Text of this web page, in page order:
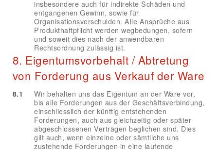
insbesondere auch für indirekte Schäden und
entgangenen Gewinn, sowie für
Organisationsverschulden. Alle Ansprüche aus
Produkthaftpflicht werden wegbedungen, sofern
und soweit dies nach der anwendbaren
Rechtsordnung zulässig ist.
8. Eigentumsvorbehalt / Abtretung
von Forderung aus Verkauf der Ware
8.1
Wir behalten uns das Eigentum an der Ware vor,
bis alle Forderungen aus der Geschäftsverbindung,
einschliesslich der künftig entstehenden
Forderungen, auch aus gleichzeitig oder später
abgeschlossenen Verträgen beglichen sind. Dies
gilt auch, wenn einzelne oder sämtliche uns
zustehende Forderungen in eine laufende